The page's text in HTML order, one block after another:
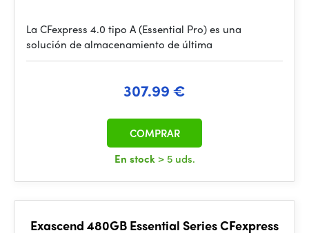
La CFexpress 4.0 tipo A (Essential Pro) es una
solución de almacenamiento de última
307.99 €
En stock > 5 uds.
COMPRAR
Exascend 480GB Essential Series CFexpress